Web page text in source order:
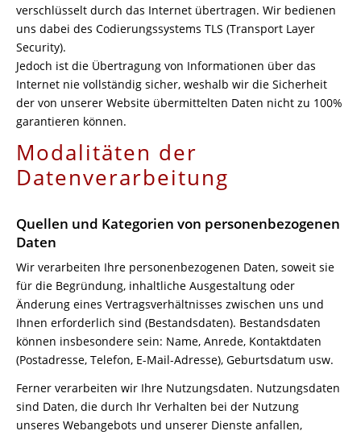
verschlüsselt durch das Internet übertragen. Wir bedienen
uns dabei des Codierungssystems TLS (Transport Layer
Security).
Jedoch ist die Übertragung von Informationen über das
Internet nie vollständig sicher, weshalb wir die Sicherheit
der von unserer Website übermittelten Daten nicht zu 100%
garantieren können.
Modalitäten der
Datenverarbeitung
Quellen und Kategorien von personenbezogenen
Daten
Wir verarbeiten Ihre personenbezogenen Daten, soweit sie
für die Begründung, inhaltliche Ausgestaltung oder
Änderung eines Vertragsverhältnisses zwischen uns und
Ihnen erforderlich sind (Bestandsdaten). Bestandsdaten
können insbesondere sein: Name, Anrede, Kontaktdaten
(Postadresse, Telefon, E-Mail-Adresse), Geburtsdatum usw.
Ferner verarbeiten wir Ihre Nutzungsdaten. Nutzungsdaten
sind Daten, die durch Ihr Verhalten bei der Nutzung
unseres Webangebots und unserer Dienste anfallen,